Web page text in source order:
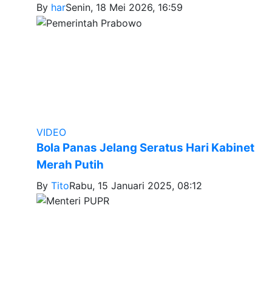
By harSenin, 18 Mei 2026, 16:59
VIDEO
Bola Panas Jelang Seratus Hari Kabinet
Merah Putih
By TitoRabu, 15 Januari 2025, 08:12